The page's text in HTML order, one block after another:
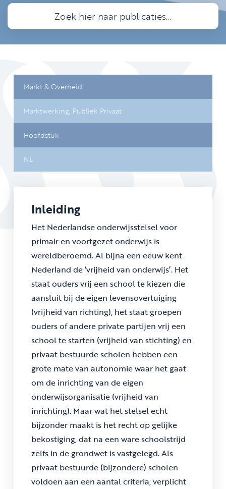
Markt & Overheid
Marktwerking, Publiek Privaat
Hoofdstuk
NL
Inleiding
Het Nederlandse onderwijsstelsel voor
primair en voortgezet onderwijs is
wereldberoemd. Al bijna een eeuw kent
Nederland de ‘vrijheid van onderwijs’. Het
staat ouders vrij een school te kiezen die
aansluit bij de eigen levensovertuiging
(vrijheid van richting), het staat groepen
ouders of andere private partijen vrij een
school te starten (vrijheid van stichting) en
privaat bestuurde scholen hebben een
grote mate van autonomie waar het gaat
om de inrichting van de eigen
onderwijsorganisatie (vrijheid van
inrichting). Maar wat het stelsel echt
bijzonder maakt is het recht op gelijke
bekostiging, dat na een ware schoolstrijd
zelfs in de grondwet is vastgelegd. Als
privaat bestuurde (bijzondere) scholen
voldoen aan een aantal criteria, verplicht